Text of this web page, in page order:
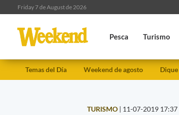
Friday 7 de August de 2026
Pesca Turismo
Temas del Día Weekend de agosto
TURISMO | 11-07-2019 17:37